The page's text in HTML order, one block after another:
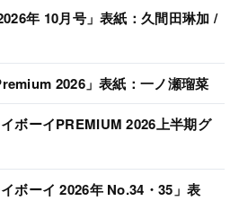
年 10月号」表紙：久間田琳加 /
2026」表紙：一ノ瀬瑠菜
ボーイPREMIUM 2026上半期グ
ボーイ 2026年 No.34・35」表